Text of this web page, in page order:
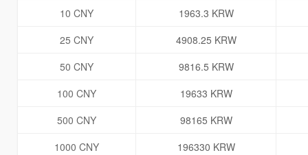
10 CNY
1963.3 KRW
25 CNY
4908.25 KRW
50 CNY
9816.5 KRW
100 CNY
19633 KRW
500 CNY
98165 KRW
1000 CNY
196330 KRW